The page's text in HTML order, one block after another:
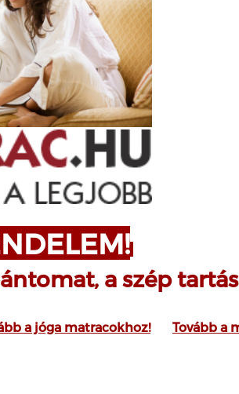
a szép
a jóga matracokhoz! Tovább a